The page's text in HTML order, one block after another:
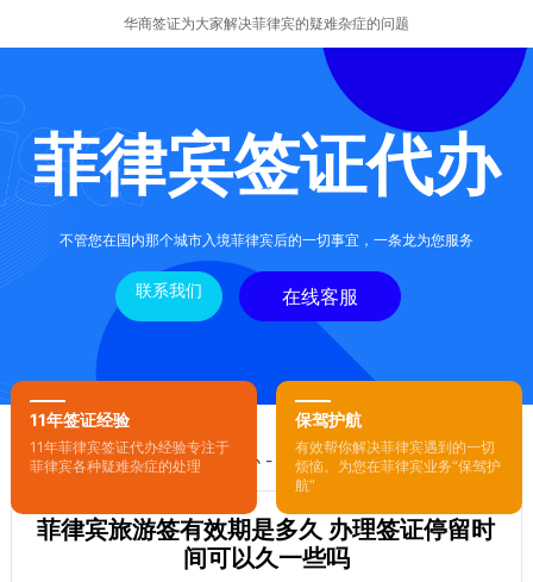
华商签证为大家解决菲律宾的疑难杂症的问题
菲律宾签证代办
不管您在国内那个城市入境菲律宾后的一切事宜，一条龙为您服务
联系我们 在线客服
11年签证经验
11年菲律宾签证代办经验专注于
菲律宾各种疑难杂症的处理
保驾护航
有效帮你解决菲律宾遇到的一切
烦恼。为您在菲律宾业务“保驾护
航”
您的位置：首页-菲律宾签证代办- 正文
菲律宾旅游签有效期是多久 办理签证停留时
间可以久一些吗